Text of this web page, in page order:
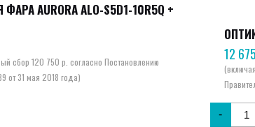
AURORA ALO-S5D1-10R5Q +
12 675
-